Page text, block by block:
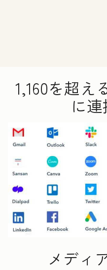
1,160を超え
に
メディ